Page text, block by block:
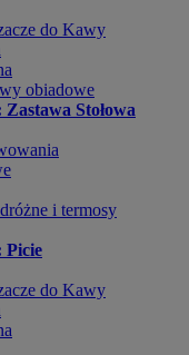
do Kawy
obiadowe
Stołowa
i termosy
Picie
do Kawy